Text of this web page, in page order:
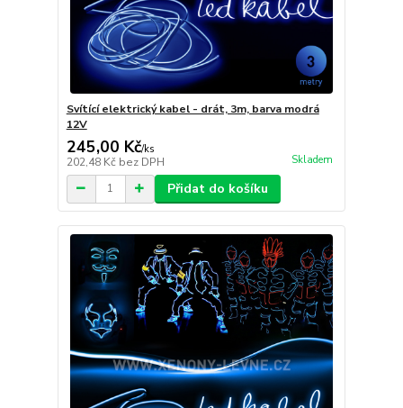
Svítící elektrický kabel - drát, 3m, barva modrá
12V
245,00 Kč/ks
202,48 Kč bez DPH Skladem
Přidat do košíku